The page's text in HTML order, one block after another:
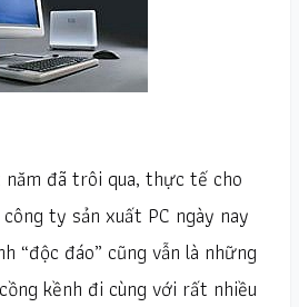
đã trôi qua, thực tế cho
ty sản xuất PC ngày nay
“độc đáo” cũng vẫn là những
kềnh đi cùng với rất nhiều